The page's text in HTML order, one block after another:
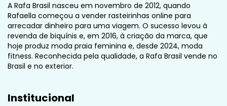
A Rafa Brasil nasceu em novembro de 2012, quando
Rafaella começou a vender rasteirinhas online para
arrecadar dinheiro para uma viagem. O sucesso levou à
revenda de biquínis e, em 2016, à criação da marca, que
hoje produz moda praia feminina e, desde 2024, moda
fitness. Reconhecida pela qualidade, a Rafa Brasil vende no
Brasil e no exterior.
Institucional